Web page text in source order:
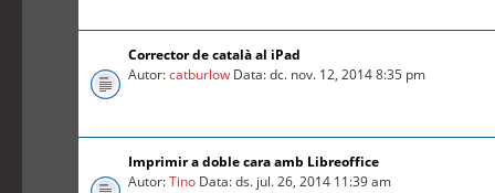
Corrector de català al iPad
Autor:catburlow Data: dc. nov. 12, 2014 8:35 pm
Imprimir a doble cara amb Libreoffice
Autor:Tino Data: ds. jul. 26, 2014 11:39 am